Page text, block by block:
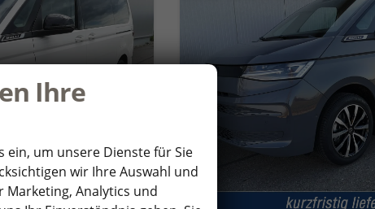
Ihre
ein, um unsere Dienste für Sie
wir Ihre Auswahl und
Analytics und